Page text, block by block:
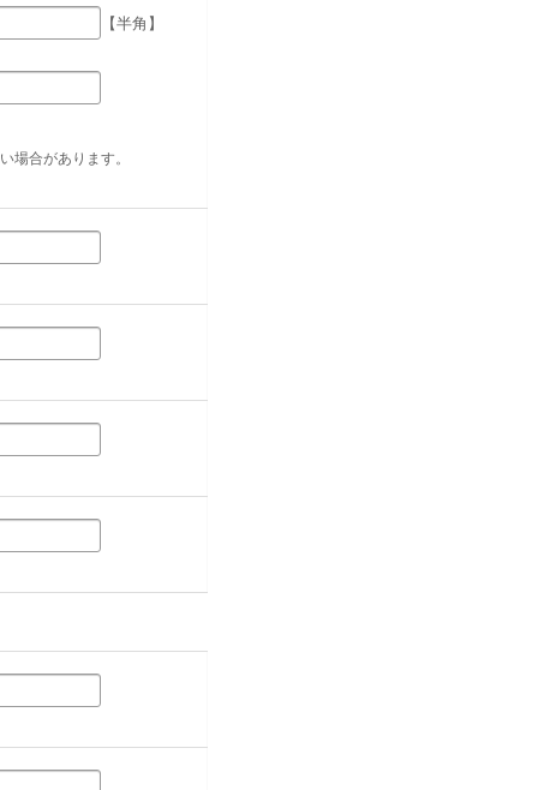
【半角】
場合があります。